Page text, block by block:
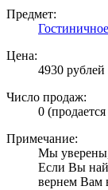
Предмет:
Цена:
4930 рублей
Число продаж:
0
Примечание:
Мы уверены,
Если Вы
вернем Вам